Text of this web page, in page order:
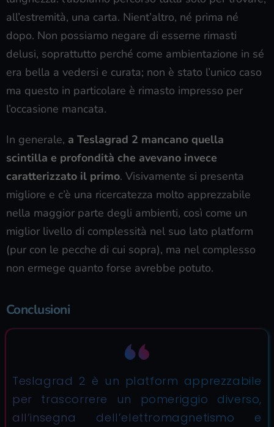
all’estremità, una carta. Nient’altro, né prima né
dopo. Non possiamo negare di esserne rimasti
delusi, soprattutto perché come ambientazione in sé
era bella a vedersi e curata; non è stato l’unico caso
ma questo in particolare è rimasto impresso per
l’occasione mancata.
In generale, a Teslagrad 2 mancano quella
scintilla e profondità che avevano invece
caratterizzato il primo. Visivamente si presenta
migliore e c’è una ricercatezza molto apprezzabile
nella maggior parte degli ambienti, così come un
miglior livello di complessità nel suo lato platform
(pur con le pecche di cui sopra), ma nel complesso
non ermege quanto forse avrebbe potuto.
Conclusioni
Teslagrad 2 è un platform apprezzabile
per trascorrere un pomeriggio diverso,
all’insegna dell’elettromagnetismo e